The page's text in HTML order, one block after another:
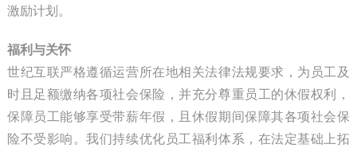
激励计划。
福利与关怀
世纪互联严格遵循运营所在地相关法律法规要求，为员工及
时且足额缴纳各项社会保险，并充分尊重员工的休假权利，
保障员工能够享受带薪年假，且休假期间保障其各项社会保
险不受影响。我们持续优化员工福利体系，在法定基础上拓